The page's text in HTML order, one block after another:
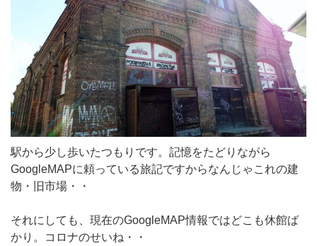
駅から少し歩いたつもりです。記憶をたどりながら
GoogleMAPに頼っている旅記ですからなんじゃこれの建
物・旧市場・・
それにしても、現在のGoogleMAP情報ではどこも休館ば
かり。コロナのせいね・・